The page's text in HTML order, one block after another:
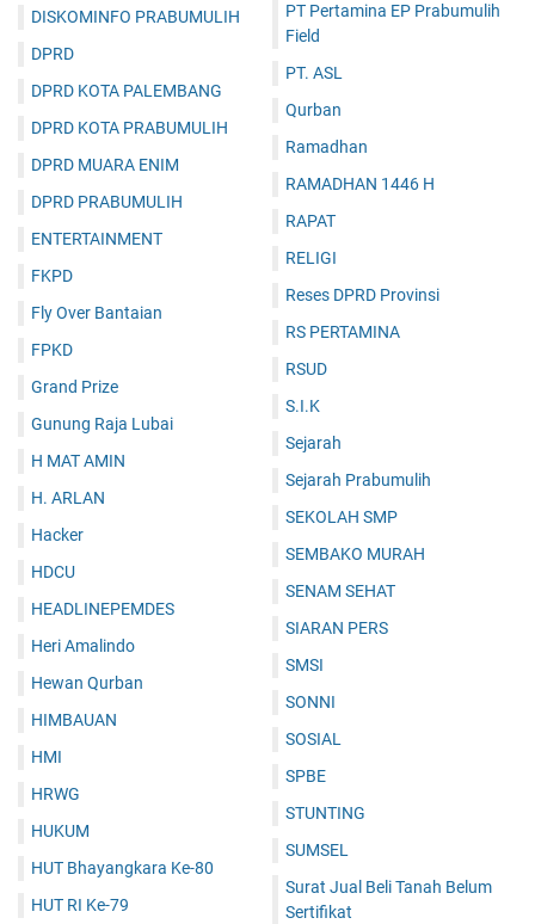
DISKOMINFO PRABUMULIH
DPRD
DPRD KOTA PALEMBANG
DPRD KOTA PRABUMULIH
DPRD MUARA ENIM
DPRD PRABUMULIH
ENTERTAINMENT
FKPD
Fly Over Bantaian
FPKD
Grand Prize
Gunung Raja Lubai
H MAT AMIN
H. ARLAN
Hacker
HDCU
HEADLINEPEMDES
Heri Amalindo
Hewan Qurban
HIMBAUAN
HMI
HRWG
HUKUM
HUT Bhayangkara Ke-80
HUT RI Ke-79
PT Pertamina EP Prabumulih
Field
PT. ASL
Qurban
Ramadhan
RAMADHAN 1446 H
RAPAT
RELIGI
Reses DPRD Provinsi
RS PERTAMINA
RSUD
S.I.K
Sejarah
Sejarah Prabumulih
SEKOLAH SMP
SEMBAKO MURAH
SENAM SEHAT
SIARAN PERS
SMSI
SONNI
SOSIAL
SPBE
STUNTING
SUMSEL
Surat Jual Beli Tanah Belum
Sertifikat